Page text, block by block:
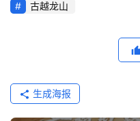
古越龙山
生成海报